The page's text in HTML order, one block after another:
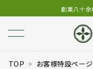
創業八十
TOP お客様特設ページ